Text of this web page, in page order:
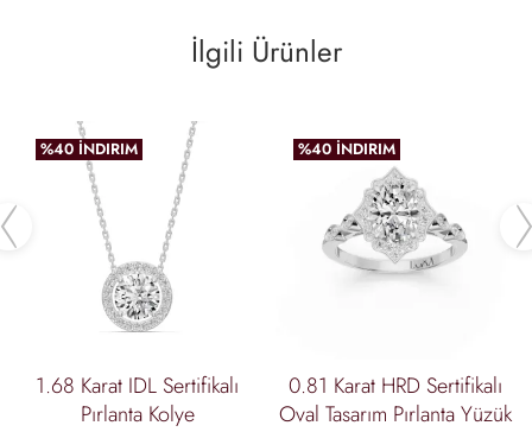
İlgili Ürünler
Previous
%40 İNDIRIM
1.68 Karat IDL Sertifikalı
Pırlanta Kolye
%40 İNDIRIM
0.81 Karat HRD Sertifikalı
Oval Tasarım Pırlanta Yüzük